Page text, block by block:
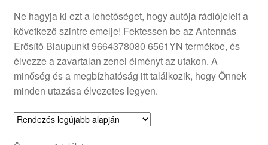
Szállítás világszerte
Szekér
Ne hagyja ki ezt a lehetőséget, hogy autója rádiójeleit a
következő szintre emelje! Fektessen be az Antennás
Erősítő Blaupunkt 9664378080 6561YN termékbe, és
élvezze a zavartalan zenei élményt az utakon. A
minőség és a megbízhatóság itt találkozik, hogy Önnek
minden utazása élvezetes legyen.